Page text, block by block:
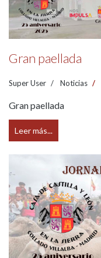
Gran paellada
Super User Noticias
Gran paellada
Leer más...